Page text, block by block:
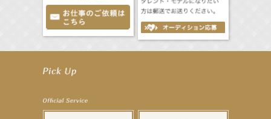
【前川泰之】舞台「グレンギャリー・グレンロス」公演詳細解禁！
【elfin’】7thシングル『全世界』がFM-UUでO.A.決定♪
【elfin’】8月16日（日）「全世界」発売記念イベント決定！